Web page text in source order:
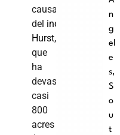
causante
del incendio
Hurst,
que
ha
devastado
casi
800
acres
n
g
el
e
s,
S
o
u
t